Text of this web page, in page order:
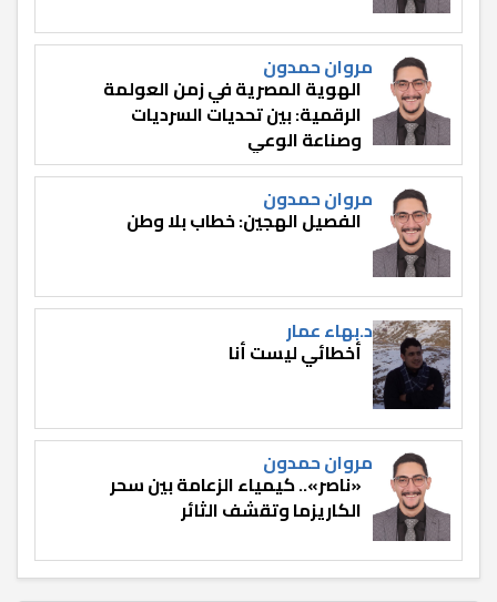
مروان حمدون
الهوية المصرية في زمن العولمة
الرقمية: بين تحديات السرديات
وصناعة الوعي
مروان حمدون
الفصيل الهجين: خطاب بلا وطن
د.بهاء عمار
أخطائي ليست أنا
مروان حمدون
«ناصر».. كيمياء الزعامة بين سحر
الكاريزما وتقشف الثائر